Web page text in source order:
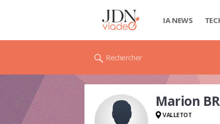
IA NEWS
Rechercher
Marion
VALLETOT